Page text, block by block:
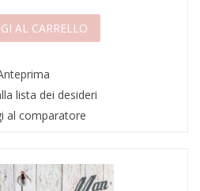
AL CARRELLO
lista dei desideri
al comparatore